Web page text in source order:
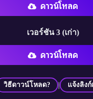
ดาวน์โหลด
เวอร์ชัน 3 (เก่า)
ดาวน์โหลด
วิธีดาวน์โหลด? | แจ้งลิงก์